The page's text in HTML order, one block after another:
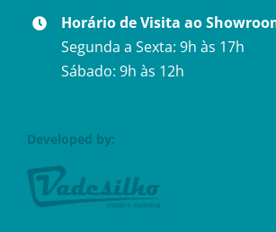
Horário de Visita ao
Segunda a Sexta: 9h às 17h
Sábado: 9h às 12h
Developed by: